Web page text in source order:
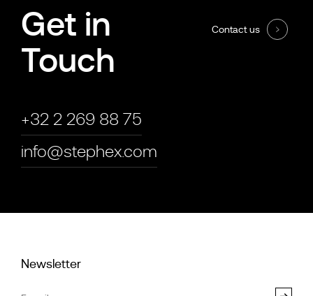
Get in
Touch
+32 2 269 88 75
info@stephex.com
Contact us
Newsletter